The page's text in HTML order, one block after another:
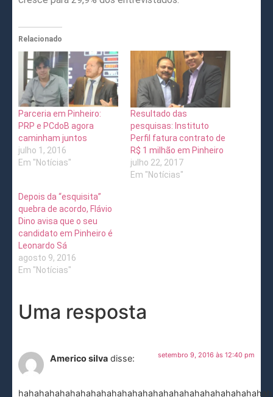
Relacionado
Parceria em Pinheiro:
PRP e PCdoB agora
caminham juntos
julho 1, 2016
Em "Notícias"
Resultado das
pesquisas: Instituto
Perfil fatura contrato de
R$ 1 milhão em Pinheiro
julho 22, 2017
Em "Notícias"
Depois da “esquisita”
quebra de acordo, Flávio
Dino avisa que o seu
candidato em Pinheiro é
Leonardo Sá
agosto 9, 2016
Em "Notícias"
Uma resposta
Americo silva disse: setembro 9, 2016 às 12:40 pm